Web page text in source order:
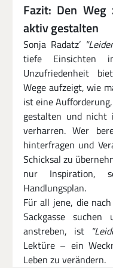
Fazit: Den
aktiv gestalten
Sonja Radatz’
tiefe Einsichten
Unzufriedenheit
Wege aufzeigt, wie
ist eine
gestalten und nicht
verharren. Wer
hinterfragen und
Schicksal zu
nur Inspiration,
Handlungsplan.
Für all jene, die
Sackgasse
anstreben, ist
Lektüre – ein
Leben zu verändern.